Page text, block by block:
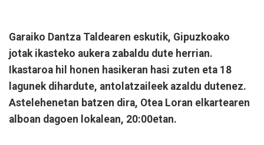
Garaiko Dantza Taldearen eskutik, Gipuzkoako
jotak ikasteko aukera zabaldu dute herrian.
Ikastaroa hil honen hasikeran hasi zuten eta 18
lagunek dihardute, antolatzaileek azaldu dutenez.
Astelehenetan batzen dira, Otea Loran elkartearen
alboan dagoen lokalean, 20:00etan.